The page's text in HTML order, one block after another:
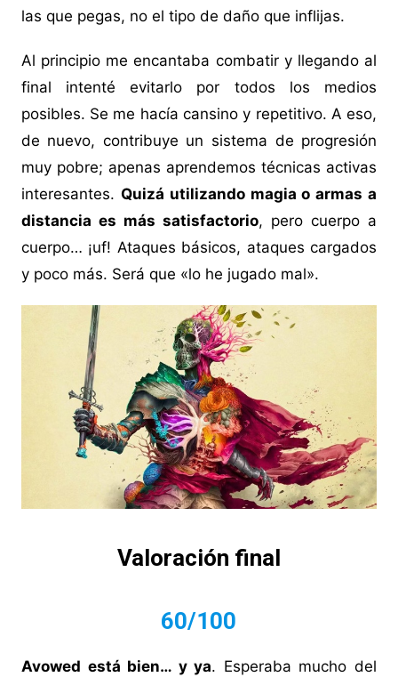
las que pegas, no el tipo de daño que inflijas.
Al principio me encantaba combatir y llegando al
final intenté evitarlo por todos los medios
posibles. Se me hacía cansino y repetitivo. A eso,
de nuevo, contribuye un sistema de progresión
muy pobre; apenas aprendemos técnicas activas
interesantes. Quizá utilizando magia o armas a
distancia es más satisfactorio, pero cuerpo a
cuerpo… ¡uf! Ataques básicos, ataques cargados
y poco más. Será que «lo he jugado mal».
Valoración final
60/100
Avowed está bien… y ya. Esperaba mucho del